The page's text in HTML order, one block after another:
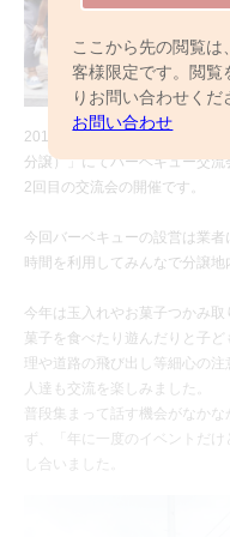
ここから先の閲覧
客様限定です。閲覧
りお問い合わせくだ
お問い合わせ
2018年9月23日（日）、「プ
分譲）」にてバーベキュー交
2回目の交流会の開催です。
今回バーベキューの設営は業
時間を利用してみんなで分譲
今年は玉入れやお菓子つかみ
菓子を食べたり遊んだりと子
理や道路の飛び出し等細心の
人達も交流を楽しみました。
普段集まって話す機会がなか
ず、「年に一度のイベントだ
し合いました。